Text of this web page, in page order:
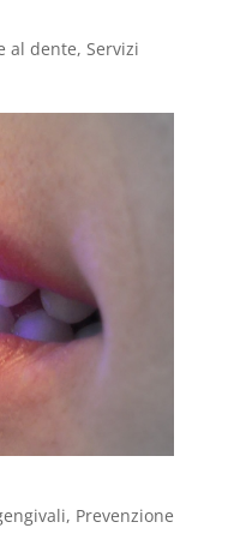
al dente, Servizi
, Prevenzione